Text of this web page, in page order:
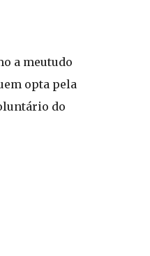
a meutudo
opta pela
do